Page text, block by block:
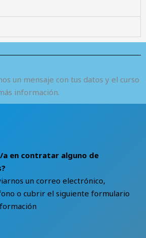
un mensaje con tus datos y el curso
información.
a en contratar alguno de
un correo electrónico,
o cubrir el siguiente formulario